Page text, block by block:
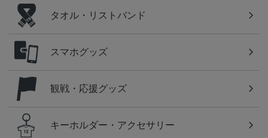
タオル・リストバンド
スマホグッズ
観戦・応援グッズ
キーホルダー・アクセサリー